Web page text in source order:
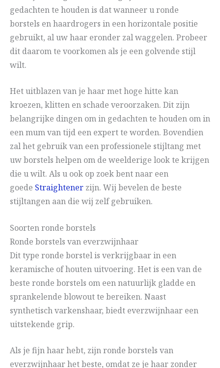
gedachten te houden is dat wanneer u ronde
borstels en haardrogers in een horizontale positie
gebruikt, al uw haar eronder zal waggelen. Probeer
dit daarom te voorkomen als je een golvende stijl
wilt.
Het uitblazen van je haar met hoge hitte kan
kroezen, klitten en schade veroorzaken. Dit zijn
belangrijke dingen om in gedachten te houden om in
een mum van tijd een expert te worden. Bovendien
zal het gebruik van een professionele stijltang met
uw borstels helpen om de weelderige look te krijgen
die u wilt. Als u ook op zoek bent naar een
goede Straightener zijn. Wij bevelen de beste
stijltangen aan die wij zelf gebruiken.
Soorten ronde borstels
Ronde borstels van everzwijnhaar
Dit type ronde borstel is verkrijgbaar in een
keramische of houten uitvoering. Het is een van de
beste ronde borstels om een natuurlijk gladde en
sprankelende blowout te bereiken. Naast
synthetisch varkenshaar, biedt everzwijnhaar een
uitstekende grip.
Als je fijn haar hebt, zijn ronde borstels van
everzwijnhaar het beste, omdat ze je haar zonder